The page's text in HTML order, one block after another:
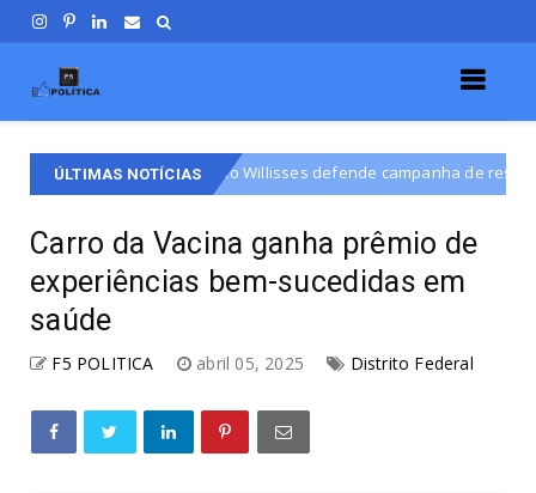
ÚLTIMAS NOTÍCIAS
Rogério Willisses defende campanha de respeito e diálogo na disputa
Carro da Vacina ganha prêmio de
experiências bem-sucedidas em
saúde
F5 POLITICA abril 05, 2025 Distrito Federal